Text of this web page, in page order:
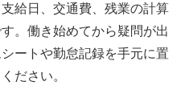
給日、交通費、残業の計算
。働き始めてから疑問が出
ートや勤怠記録を手元に置
ださい。